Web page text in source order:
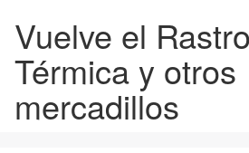
Vuelve el
Térmica y otros
mercadillos